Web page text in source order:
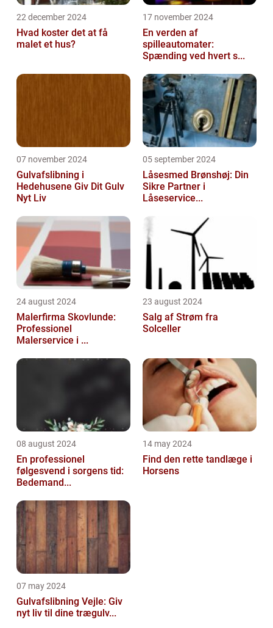
22 december 2024
Hvad koster det at få
malet et hus?
17 november 2024
En verden af
spilleautomater:
Spænding ved hvert s...
07 november 2024
Gulvafslibning i
Hedehusene Giv Dit Gulv
Nyt Liv
05 september 2024
Låsesmed Brønshøj: Din
Sikre Partner i
Låseservice...
24 august 2024
Malerfirma Skovlunde:
Professionel
Malerservice i ...
23 august 2024
Salg af Strøm fra
Solceller
08 august 2024
En professionel
følgesvend i sorgens tid:
Bedemand...
14 may 2024
Find den rette tandlæge i
Horsens
07 may 2024
Gulvafslibning Vejle: Giv
nyt liv til dine trægulv...